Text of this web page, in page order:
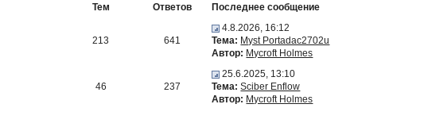
Тем Ответов Последнее сообщение
213 641
4.8.2026, 16:12
Тема: Myst Portadac2702u
Автор: Mycroft Holmes
46 237
25.6.2025, 13:10
Тема: Sciber Enflow
Автор: Mycroft Holmes